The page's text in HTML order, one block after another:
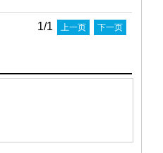
1/1 上一页 下一页